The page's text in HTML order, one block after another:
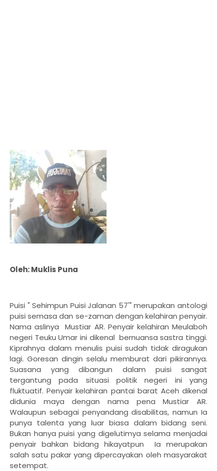
Oleh: Muklis Puna
Puisi " Sehimpun Puisi Jalanan 57'" merupakan antologi
puisi semasa dan se-zaman dengan kelahiran penyair.
Nama aslinya Mustiar AR. Penyair kelahiran Meulaboh
negeri Teuku Umar ini dikenal bernuansa sastra tinggi.
Kiprahnya dalam menulis puisi sudah tidak diragukan
lagi. Goresan dingin selalu memburat dari pikirannya.
Suasana yang dibangun dalam puisi sangat
tergantung pada situasi politik negeri ini yang
fluktuatif. Penyair kelahiran pantai barat Aceh dikenal
didunia maya dengan nama pena Mustiar AR.
Walaupun sebagai penyandang disabilitas, namun Ia
punya talenta yang luar biasa dalam bidang seni.
Bukan hanya puisi yang digelutimya selama menjadai
penyair bahkan bidang hikayatpun Ia merupakan
salah satu pakar yang dipercayakan oleh masyarakat
setempat.